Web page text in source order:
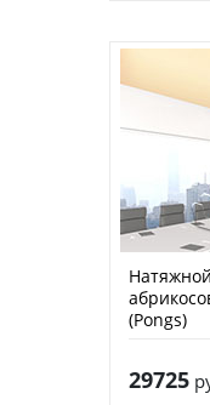
(Pongs)
29725